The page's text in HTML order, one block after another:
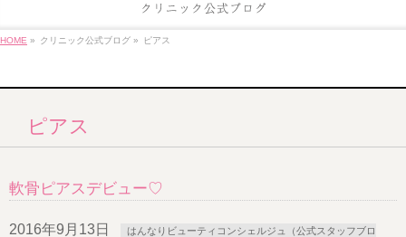
HOME » クリニック公式ブログ » ピアス
ピアス
軟骨ピアスデビュー♡
2016年9月13日
はんなりビューティコンシェルジュ（公式スタッフブロ